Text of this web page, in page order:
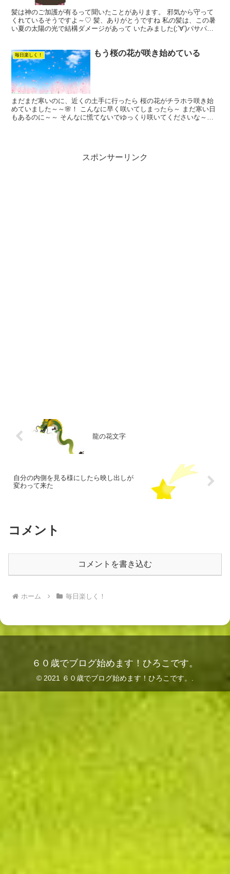
髪は神のご加護が有るって聞いたことがあります。 邪気から守って
くれているそうですよ～♡ 髪、ありがとうですね 私の髪は、この暑
い夏の太陽の光で結構ダメージがあって いたみました(;’∀’)パサパサ
毎日楽しく！ もう桜の花が咲き始めている
まだまだ寒いのに、近くの土手に行ったら 桜の花がチラホラ咲き始
めていました～～🌸！ こんなに早く咲いてしまったら～ まだ寒い日
もあるのに～～ そんなに慌てないでゆっくり咲いてくださいな～
スポンサーリンク
龍の花文字
自分の内側を見る様にしたら映し出しが
変わって来た
コメント
コメントを書き込む
ホーム 毎日楽しく！
６０歳でブログ始めます！ひろこです。
© 2021 ６０歳でブログ始めます！ひろこです。.